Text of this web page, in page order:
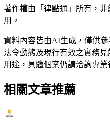
著作權由「律點通」所有，
用。
資料內容皆由AI生成，僅供
法令動態及現行有效之實務
用途，具體個案仍請洽詢專業
相關文章推薦